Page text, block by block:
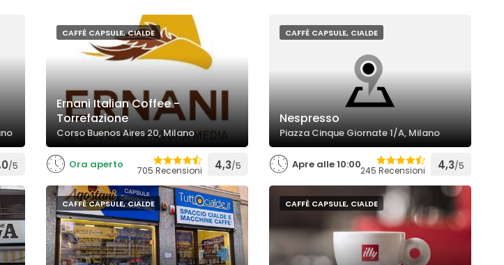
/5
CAFFÈ CAPSULE, CIALDE
Ernani Italian Coffee -
Torrefazione
Corso Buenos Aires 20, Milano
Ora aperto 705 Recensioni 4,3/5
CAFFÈ CAPSULE, CIALDE
Nespresso
Piazza Cinque Giornate 1/A, Milano
Apre alle 10:00245 Recensioni 4,3/5
CAFFÈ CAPSULE, CIALDE CAFFÈ CAPSULE, CIALDE